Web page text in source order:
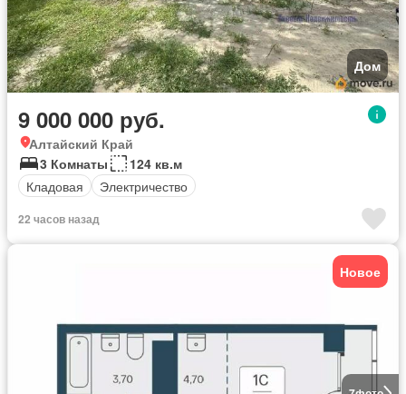
Дом
9 000 000 руб.
Алтайский Край
3 Комнаты
124 кв.м
Кладовая
Электричество
22 часов назад
Новое